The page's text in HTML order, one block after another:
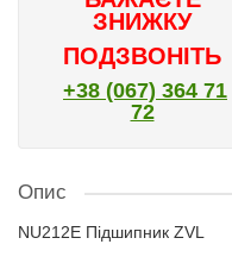
ЗНИЖКУ
ПОДЗВОНІТЬ
+38 (067) 364 71
72
Опис
NU212E Підшипник ZVL